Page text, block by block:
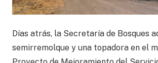
Días atrás, la Secretaría de Bosques
semirremolque y una topadora en el